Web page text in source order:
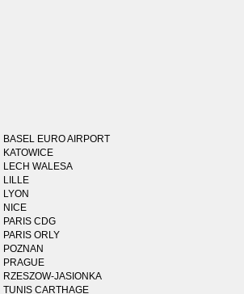
BASEL EURO AIRPORT
KATOWICE
LECH WALESA
LILLE
LYON
NICE
PARIS CDG
PARIS ORLY
POZNAN
PRAGUE
RZESZOW-JASIONKA
TUNIS CARTHAGE